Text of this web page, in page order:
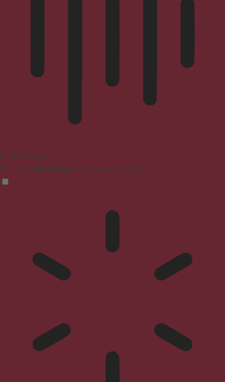
Blindenmodus
Reduziert Ablenkungen, verbessert den Fokus